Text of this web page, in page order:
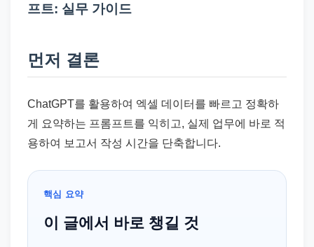
프트: 실무 가이드
먼저 결론
ChatGPT를 활용하여 엑셀 데이터를 빠르고 정확하
게 요약하는 프롬프트를 익히고, 실제 업무에 바로 적
용하여 보고서 작성 시간을 단축합니다.
핵심 요약
이 글에서 바로 챙길 것